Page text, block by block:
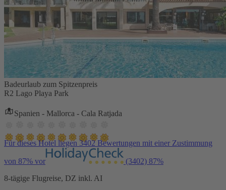
Badeurlaub zum Spitzenpreis
R2 Lago Playa Park
Spanien - Mallorca - Cala Ratjada
Für dieses Hotel liegen 3402 Bewertungen mit einer Zustimmung
von 87% vor (3402) 87%
8-tägige Flugreise, DZ inkl. AI